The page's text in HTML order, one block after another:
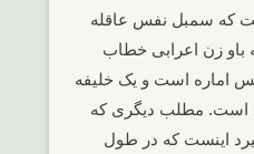
که سمبل نفس عاقله
زن اعرابی خطاب
اماره است و یک خلیفه
است. مطلب دیگری که
اینست که در طول